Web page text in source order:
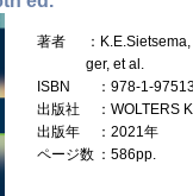
著者
：
ger, et al.
ISBN
：978-1-
出版社
：WOLTERS
出版年
：2021年
ページ数 ：586pp.